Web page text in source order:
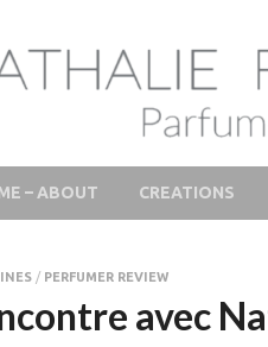
Scent –
de Niche et Sur Mesure – Nez –
– ABOUT CREATIONS
/ PERFUMER REVIEW
avec